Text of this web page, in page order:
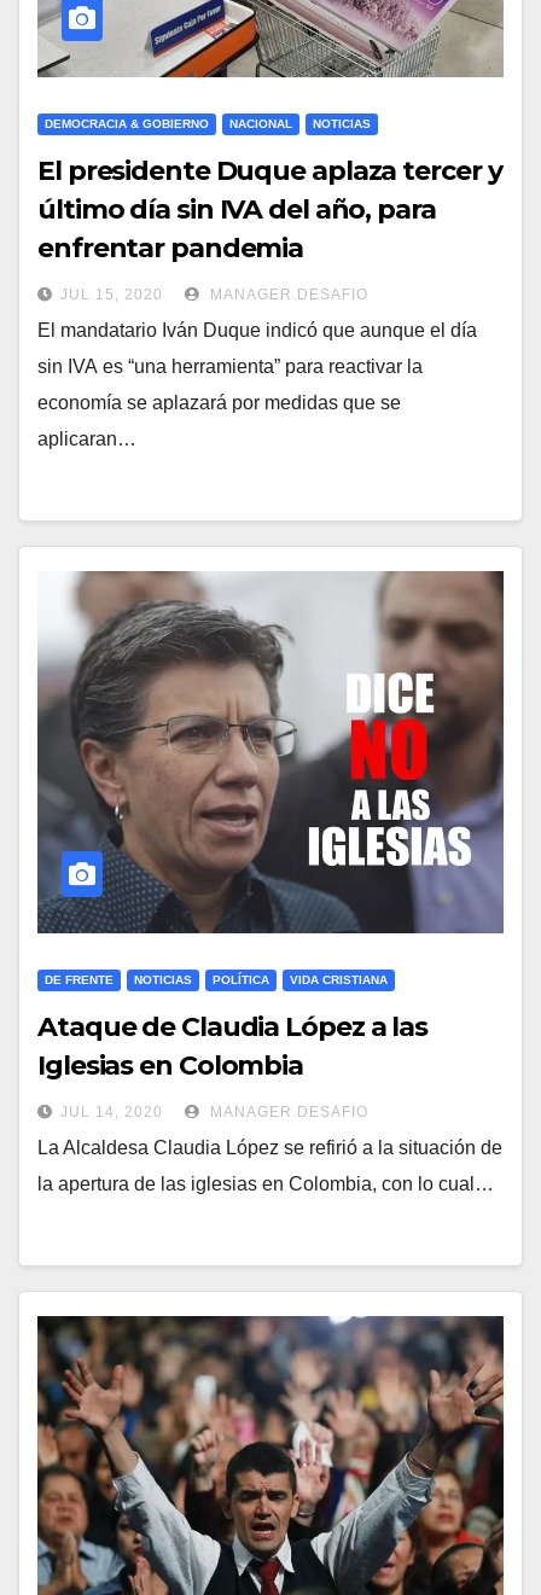
DEMOCRACIA & GOBIERNO NACIONAL NOTICIAS
El presidente Duque aplaza tercer y
último día sin IVA del año, para
enfrentar pandemia
JUL 15, 2020 MANAGER.DESAFIO
El mandatario Iván Duque indicó que aunque el día
sin IVA es “una herramienta” para reactivar la
economía se aplazará por medidas que se
aplicaran…
DE FRENTE NOTICIAS POLÍTICA VIDA CRISTIANA
Ataque de Claudia López a las
Iglesias en Colombia
JUL 14, 2020 MANAGER.DESAFIO
La Alcaldesa Claudia López se refirió a la situación de
la apertura de las iglesias en Colombia, con lo cual…